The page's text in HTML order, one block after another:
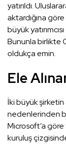
yatırıldı.
aktardığına
büyük
Bununla birlikte
oldukça emin.
Ele
İki büyük
nedenlerinden
Microsoft’a
kuruluş